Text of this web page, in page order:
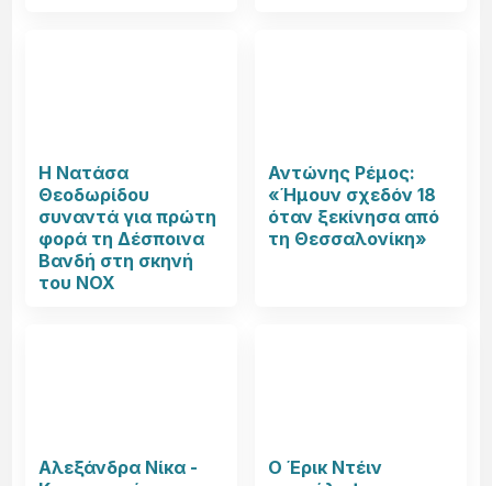
Η Νατάσα
Θεοδωρίδου
συναντά για πρώτη
φορά τη Δέσποινα
Βανδή στη σκηνή
του NOX
Αντώνης Ρέμος:
«Ήμουν σχεδόν 18
όταν ξεκίνησα από
τη Θεσσαλονίκη»
Αλεξάνδρα Νίκα -
Ο Έρικ Ντέιν